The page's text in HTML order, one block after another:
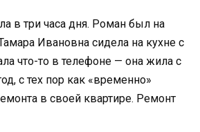
в три часа дня. Роман был на
Ивановна сидела на кухне с
что-то в телефоне — она жила с
с тех пор как «временно»
в своей квартире. Ремонт